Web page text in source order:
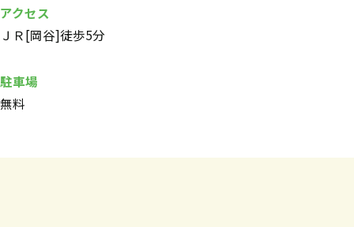
アクセス
ＪＲ[岡谷]徒歩5分
駐車場
無料